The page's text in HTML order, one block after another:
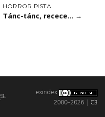
HORROR PISTA
Tánc-tánc, recece… →
exindex
2000–2026 | C3